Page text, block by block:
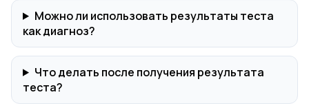
Можно ли использовать результаты теста
как диагноз?
Что делать после получения результата
теста?